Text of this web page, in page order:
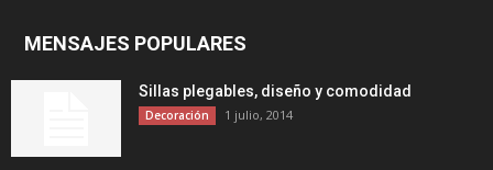
MENSAJES POPULARES
Sillas plegables, diseño y comodidad
Decoración 1 julio, 2014